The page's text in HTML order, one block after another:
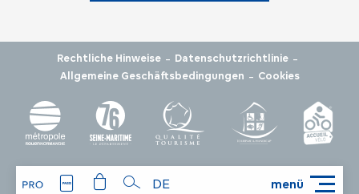
menü
DE
Rechtliche Hinweise - Datenschutzrichtlinie -
Allgemeine Geschäftsbedingungen - Cookies